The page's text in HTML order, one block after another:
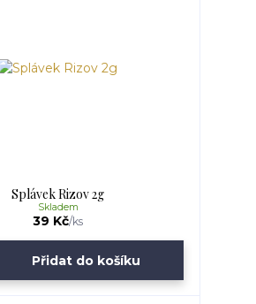
Splávek Rizov 2g
39 Kč/ks
Skladem
Přidat do košíku